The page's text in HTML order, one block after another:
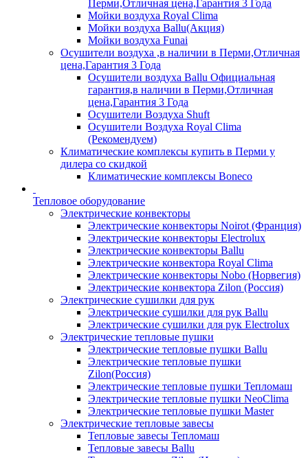
Перми,Отличная цена,Гарантия 3 Года
Мойки воздуха Royal Clima
Мойки воздуха Ballu(Акция)
Мойки воздуха Funai
Осушители воздуха ,в наличии в Перми,Отличная
цена,Гарантия 3 Года
Осушители воздуха Ballu Официальная
гарантия,в наличии в Перми,Отличная
цена,Гарантия 3 Года
Осушители Воздуха Shuft
Осушители Воздуха Royal Clima
(Рекомендуем)
Климатические комплексы купить в Перми у
дилера со скидкой
Климатические комплексы Boneсo
Тепловое оборудование
Электрические конвекторы
Электрические конвекторы Noirot (Франция)
Электрические конвекторы Electrolux
Электрические конвекторы Ballu
Электрические конвектора Royal Clima
Электрические конвекторы Nobo (Норвегия)
Электрические конвектора Zilon (Россия)
Электрические сушилки для рук
Электрические сушилки для рук Ballu
Электрические сушилки для рук Electrolux
Электрические тепловые пушки
Электрические тепловые пушки Ballu
Электрические тепловые пушки
Zilon(Россия)
Электрические тепловые пушки Тепломаш
Электрические тепловые пушки NeoClima
Электрические тепловые пушки Master
Электрические тепловые завесы
Тепловые завесы Тепломаш
Тепловые завесы Ballu